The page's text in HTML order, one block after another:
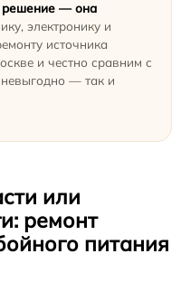
решение — она
электронику и
источника
и честно сравним с
— так и
или
ремонт
питания